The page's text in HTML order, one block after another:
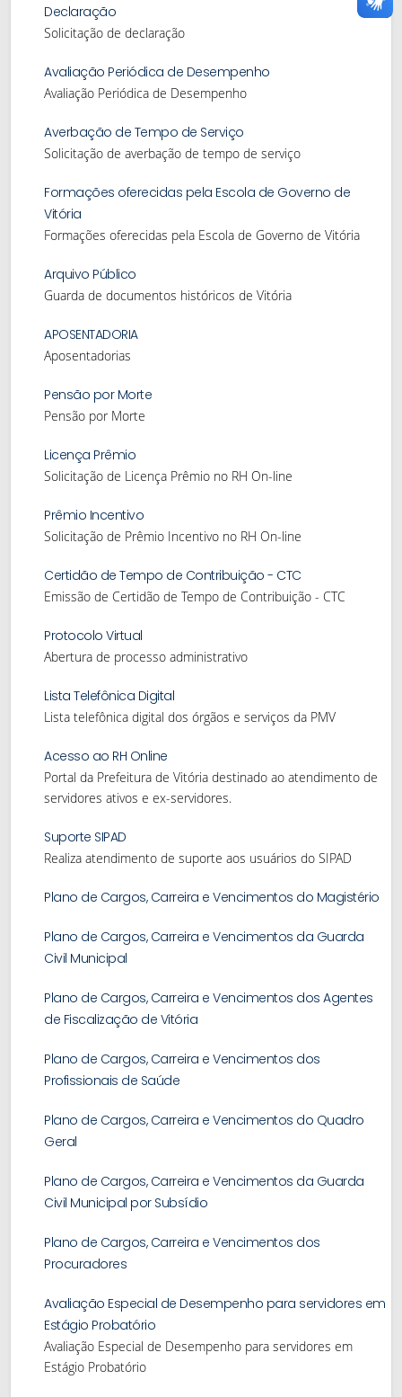
Declaração
Solicitação de declaração
Avaliação Periódica de Desempenho
Avaliação Periódica de Desempenho
Averbação de Tempo de Serviço
Solicitação de averbação de tempo de serviço
Formações oferecidas pela Escola de Governo de
Vitória
Formações oferecidas pela Escola de Governo de Vitória
Arquivo Público
Guarda de documentos históricos de Vitória
APOSENTADORIA
Aposentadorias
Pensão por Morte
Pensão por Morte
Licença Prêmio
Solicitação de Licença Prêmio no RH On-line
Prêmio Incentivo
Solicitação de Prêmio Incentivo no RH On-line
Certidão de Tempo de Contribuição - CTC
Emissão de Certidão de Tempo de Contribuição - CTC
Protocolo Virtual
Abertura de processo administrativo
Lista Telefônica Digital
Lista telefônica digital dos órgãos e serviços da PMV
Acesso ao RH Online
Portal da Prefeitura de Vitória destinado ao atendimento de
servidores ativos e ex-servidores.
Suporte SIPAD
Realiza atendimento de suporte aos usuários do SIPAD
Plano de Cargos, Carreira e Vencimentos do Magistério
Plano de Cargos, Carreira e Vencimentos da Guarda
Civil Municipal
Plano de Cargos, Carreira e Vencimentos dos Agentes
de Fiscalização de Vitória
Plano de Cargos, Carreira e Vencimentos dos
Profissionais de Saúde
Plano de Cargos, Carreira e Vencimentos do Quadro
Geral
Plano de Cargos, Carreira e Vencimentos da Guarda
Civil Municipal por Subsídio
Plano de Cargos, Carreira e Vencimentos dos
Procuradores
Avaliação Especial de Desempenho para servidores em
Estágio Probatório
Avaliação Especial de Desempenho para servidores em
Estágio Probatório